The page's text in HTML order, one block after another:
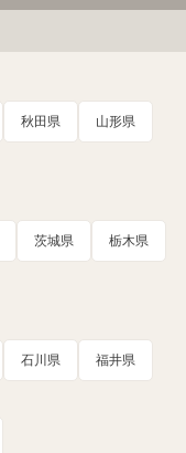
秋田県 山形県
茨城県 栃木県
石川県 福井県